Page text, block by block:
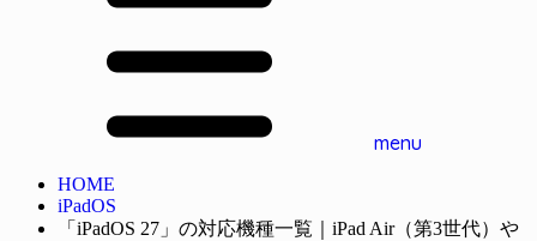
menu
HOME
iPadOS
「iPadOS 27」の対応機種一覧｜iPad Air（第3世代）や